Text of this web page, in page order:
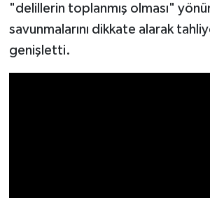
"delillerin toplanmış olması"
savunmalarını dikkate alarak
genişletti.